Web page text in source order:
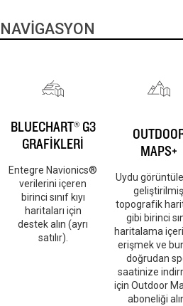
NAVİGASYON
BLUECHART® G3
GRAFİKLERİ
Entegre Navionics®
verilerini içeren
birinci sınıf kıyı
haritaları için
destek alın (ayrı
satılır).
MAPS+
Uydu
geliştirilmiş
topografik
gibi birinci
haritalama
erişmek ve
doğrudan
saatinize
için Outdoor
aboneliği